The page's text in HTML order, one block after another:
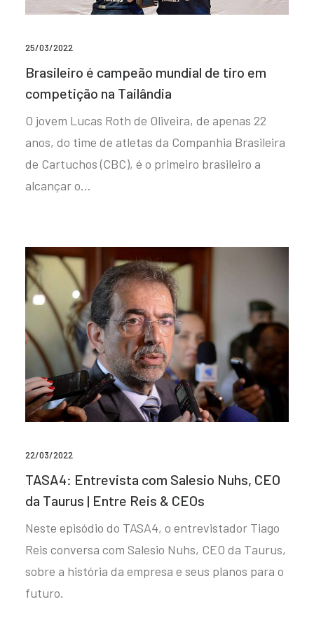
25/03/2022
Brasileiro é campeão mundial de tiro em
competição na Tailândia
O jovem Lucas Roth de Oliveira, de apenas 22
anos, do time de atletas da Companhia Brasileira
de Cartuchos (CBC), é o primeiro brasileiro a
alcançar o…
22/03/2022
TASA4: Entrevista com Salesio Nuhs, CEO
da Taurus | Entre Reis & CEOs
Neste episódio do TASA4, o entrevistador Tiago
Reis conversa com Salesio Nuhs, CEO da Taurus,
sobre a história da empresa e seus planos para o
futuro.